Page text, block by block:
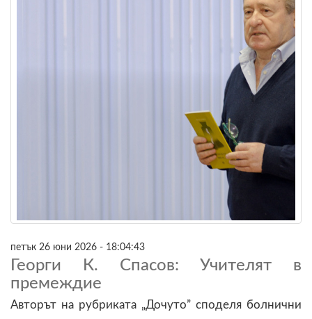
петък 26 юни 2026 - 18:04:43
Георги К. Спасов: Учителят в
премеждие
Авторът на рубриката „Дочуто” споделя болнични